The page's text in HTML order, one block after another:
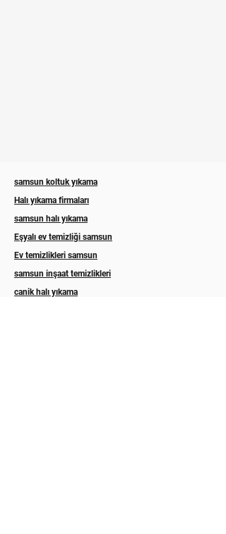
samsun koltuk yıkama
Halı yıkama firmaları
samsun halı yıkama
Eşyalı ev temizliği samsun
Ev temizlikleri samsun
samsun inşaat temizlikleri
canik halı yıkama